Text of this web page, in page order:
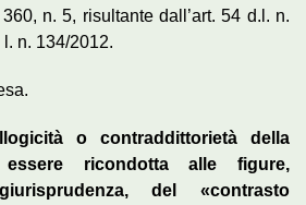
n. 5, risultante dall’art. 54 d.l. n.
n. 134/2012.
o contraddittorietà della
ricondotta alle figure,
del «contrasto